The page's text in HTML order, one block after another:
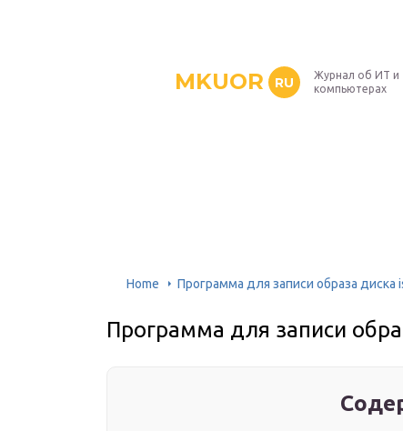
MKUOR RU
Журнал об ИТ и
компьютерах
Home Программа для записи образа диска
Программа для записи